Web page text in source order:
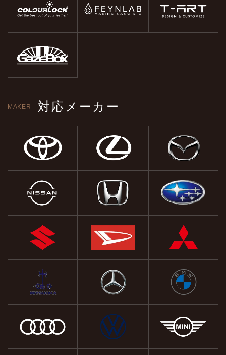
MAKER 対応メーカー